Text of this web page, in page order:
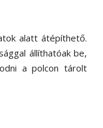
alatt átépíthető.
állíthatóak be,
a polcon tárolt